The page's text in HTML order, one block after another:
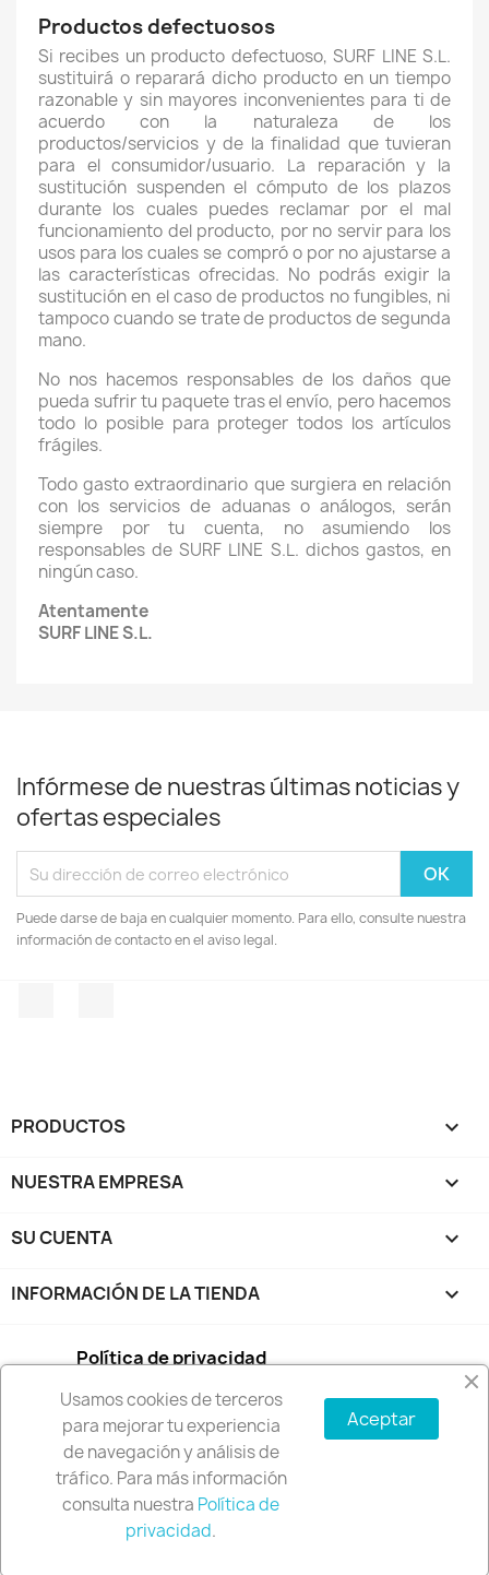
Productos defectuosos
Si recibes un producto defectuoso, SURF LINE S.L.
sustituirá o reparará dicho producto en un tiempo
razonable y sin mayores inconvenientes para ti de
acuerdo con la naturaleza de los
productos/servicios y de la finalidad que tuvieran
para el consumidor/usuario. La reparación y la
sustitución suspenden el cómputo de los plazos
durante los cuales puedes reclamar por el mal
funcionamiento del producto, por no servir para los
usos para los cuales se compró o por no ajustarse a
las características ofrecidas. No podrás exigir la
sustitución en el caso de productos no fungibles, ni
tampoco cuando se trate de productos de segunda
mano.
No nos hacemos responsables de los daños que
pueda sufrir tu paquete tras el envío, pero hacemos
todo lo posible para proteger todos los artículos
frágiles.
Todo gasto extraordinario que surgiera en relación
con los servicios de aduanas o análogos, serán
siempre por tu cuenta, no asumiendo los
responsables de SURF LINE S.L. dichos gastos, en
ningún caso.
Atentamente
SURF LINE S.L.
Infórmese de nuestras últimas noticias y
ofertas especiales
Puede darse de baja en cualquier momento. Para ello, consulte nuestra
información de contacto en el aviso legal.
PRODUCTOS 
NUESTRA EMPRESA 
SU CUENTA 
INFORMACIÓN DE LA TIENDA keyboard_arrow_down
Política de privacidad
Condiciones de compra
Política de envío y devoluciones
© 2026 - Software Ecommerce desarrollado por
Usamos cookies de terceros
para mejorar tu experiencia
de navegación y análisis de
tráfico. Para más información
consulta nuestra Política de
privacidad.
Aceptar